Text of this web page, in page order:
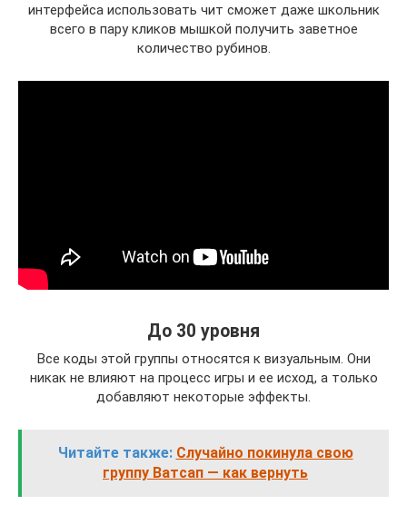
интерфейса использовать чит сможет даже школьник
всего в пару кликов мышкой получить заветное
количество рубинов.
До 30 уровня
Все коды этой группы относятся к визуальным. Они
никак не влияют на процесс игры и ее исход, а только
добавляют некоторые эффекты.
Читайте также: Случайно покинула свою
группу Ватсап — как вернуть